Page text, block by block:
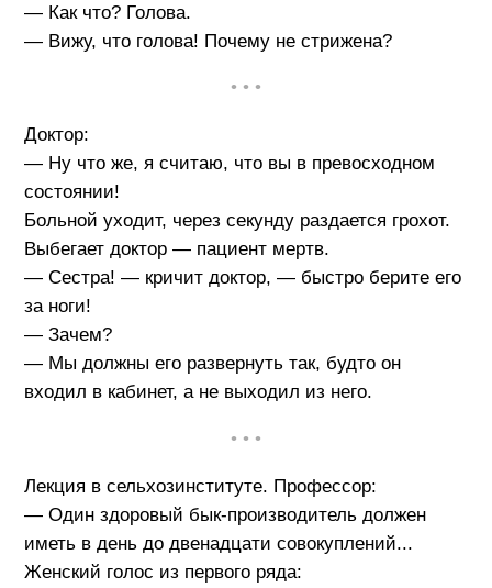
— Как что? Голова.
— Вижу, что голова! Почему не стрижена?
• • •
Доктор:
— Ну что же, я считаю, что вы в превосходном
состоянии!
Больной уходит, через секунду раздается грохот.
Выбегает доктор — пациент мертв.
— Сестра! — кричит доктор, — быстро берите его
за ноги!
— Зачем?
— Мы должны его развернуть так, будто он
входил в кабинет, а не выходил из него.
• • •
Лекция в сельхозинституте. Профессор:
— Один здоровый бык-производитель должен
иметь в день до двенадцати совокуплений...
Женский голос из первого ряда: